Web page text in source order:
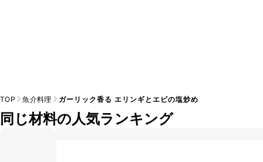
TOP 魚介料理 ガーリック香る エリンギとエビの塩炒め
同じ材料の人気ランキング